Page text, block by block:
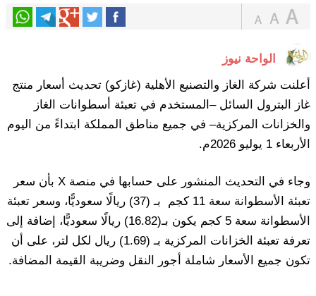
الواحة نيوز
أعلنت شركة الغاز والتصنيع الأهلية (غازكو) تحديث أسعار منتج
غاز ‏البترول السائل –المستخدم في تعبئة أسطوانات الغاز
والخزانات ‏المركزية– في جميع مناطق المملكة ابتداءً من اليوم
‏الأربعاء 1 يوليو 2026م.‏
وجاء في التحديث المنشور على حسابها في منصة X بأن سعر
تعبئة الأسطوانة سعة 11 كجم بـ (37) ‏ريالًا سعوديًّا، وسعر تعبئة
الأسطوانة سعة 5 كجم يكون بـ(16.82) ريالًا ‏سعوديًّا، إضافة إلى
تعرفة تعبئة الخزانات المركزية بـ (1.69) ريال ‏لكل لتر، على أن
تكون جميع الأسعار شاملة أجور النقل وضريبة ‏القيمة المضافة.‏